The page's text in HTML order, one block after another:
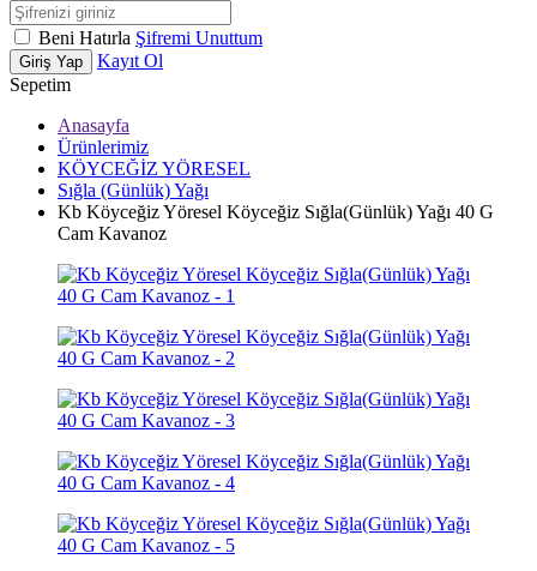
Beni Hatırla Şifremi Unuttum
Giriş Yap
Kayıt Ol
Sepetim
Anasayfa
Ürünlerimiz
KÖYCEĞİZ YÖRESEL
Sığla (Günlük) Yağı
Kb Köyceğiz Yöresel Köyceğiz Sığla(Günlük) Yağı 40 G
Cam Kavanoz